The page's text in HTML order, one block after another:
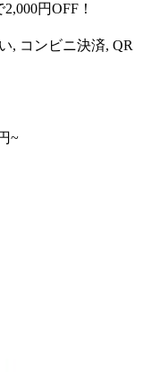
円OFF！
, コンビニ決済, QR
~